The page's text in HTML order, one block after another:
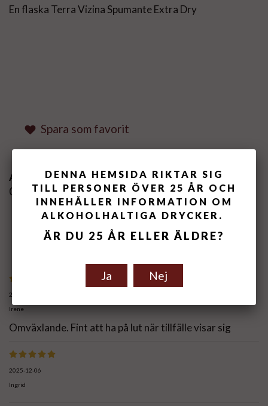
En flaska Terra Vizina Spumante Extra Dry
Spara som favorit
Artikelnummer:
000100-XX
MEDELBETYG /5 BASERAT PÅ
ST RÖSTER.
2025-12-12
Irene
Omväxlande. Fint att ha på lut när tillfälle visar sig
2025-12-06
Ingrid
DENNA HEMSIDA RIKTAR SIG
TILL PERSONER ÖVER 25 ÅR OCH
INNEHÅLLER INFORMATION OM
ALKOHOLHALTIGA DRYCKER.
ÄR DU 25 ÅR ELLER ÄLDRE?
Ja Nej